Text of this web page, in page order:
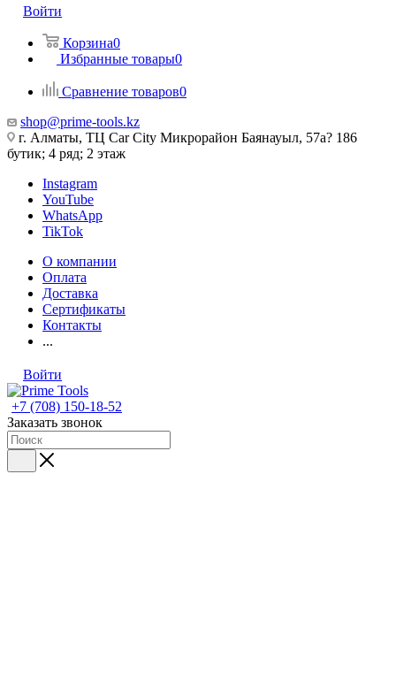
Войти
Корзина0
Избранные товары0
Сравнение товаров0
shop@prime-tools.kz
г. Алматы, ТЦ Car City​ ​Микрорайон Баянауыл, 57а? ​186
бутик; 4 ряд; 2 этаж
Instagram
YouTube
WhatsApp
TikTok
О компании
Оплата
Доставка
Сертификаты
Контакты
...
Войти
+7 (708) 150-18-52
Заказать звонок